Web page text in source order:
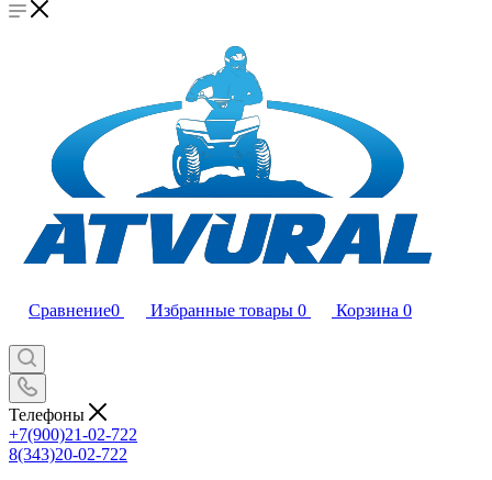
Сравнение0 Избранные товары 0 Корзина 0
Телефоны
+7(900)21-02-722
8(343)20-02-722